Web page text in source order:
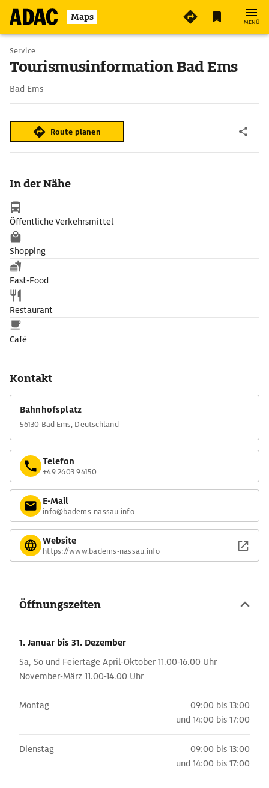
Maps MENÜ
Service
Tourismusinformation Bad Ems
Bad Ems
Route planen
In der Nähe
Öffentliche Verkehrsmittel
Shopping
Fast-Food
Restaurant
Café
Kontakt
Bahnhofsplatz
56130 Bad Ems, Deutschland
Telefon
+49 2603 94150
E-Mail
info@badems-nassau.info
Website
https://www.badems-nassau.info
Öffnungszeiten
1. Januar bis 31. Dezember
Sa, So und Feiertage April-Oktober 11.00-16.00 Uhr
November-März 11.00-14.00 Uhr
Montag
09:00 bis 13:00
und 14:00 bis 17:00
Dienstag
09:00 bis 13:00
und 14:00 bis 17:00